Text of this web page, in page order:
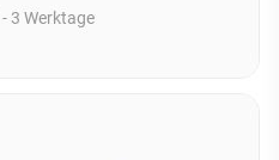
- 3 Werktage